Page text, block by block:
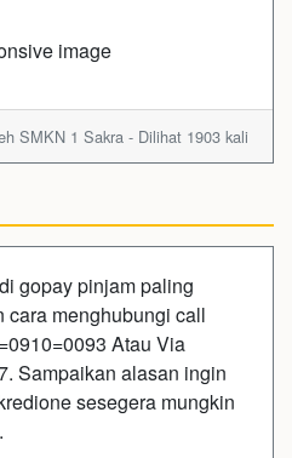
SMKN 1 Sakra - Dilihat 1903 kali
gopay pinjam paling
cara menghubungi call
Atau Via
Sampaikan alasan ingin
sesegera mungkin